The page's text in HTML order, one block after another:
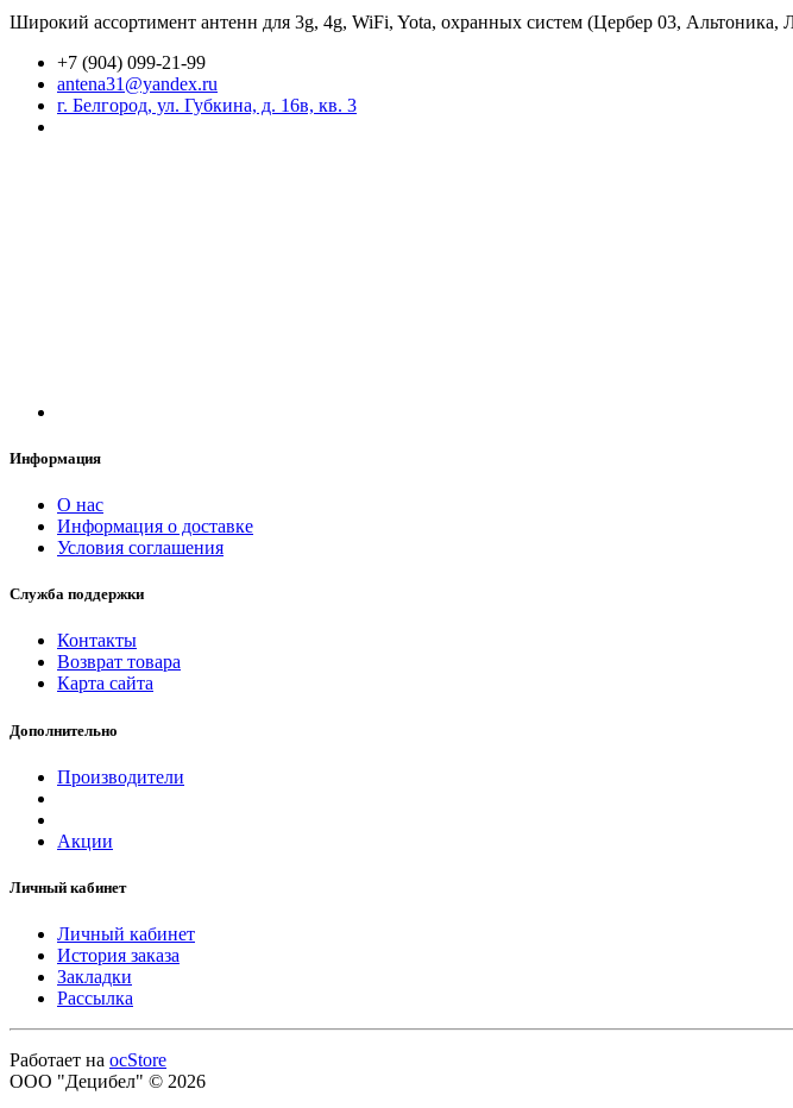
Широкий ассортимент антенн для 3g, 4g, WiFi, Yota, охранных систем (Цербер 03,
+7 (904) 099-21-99
antena31@yandex.ru
г. Белгород, ул. Губкина, д. 16в, кв. 3
Информация
О нас
Информация о доставке
Условия соглашения
Служба поддержки
Контакты
Возврат товара
Карта сайта
Дополнительно
Производители
Акции
Личный кабинет
Личный кабинет
История заказа
Закладки
Рассылка
Работает на ocStore
ООО "Децибел" © 2026